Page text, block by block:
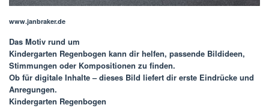
www.janbraker.de
Das Motiv rund um
Kindergarten Regenbogen kann dir helfen, passende Bildideen,
Stimmungen oder Kompositionen zu finden.
Ob für digitale Inhalte – dieses Bild liefert dir erste Eindrücke und
Anregungen.
Kindergarten Regenbogen